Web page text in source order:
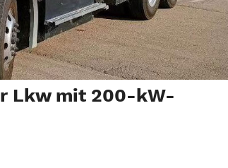
Lkw mit 200-kW-